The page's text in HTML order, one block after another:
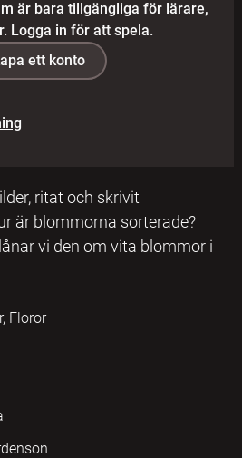
är bara tillgängliga för lärare,
Logga in för att spela.
ett konto
ritat och skrivit
är blommorna sorterade?
vi den om vita blommor i
Floror